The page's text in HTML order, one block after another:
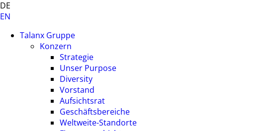
DE
EN
Talanx Gruppe
Konzern
Strategie
Unser Purpose
Diversity
Vorstand
Aufsichtsrat
Geschäftsbereiche
Weltweite-Standorte